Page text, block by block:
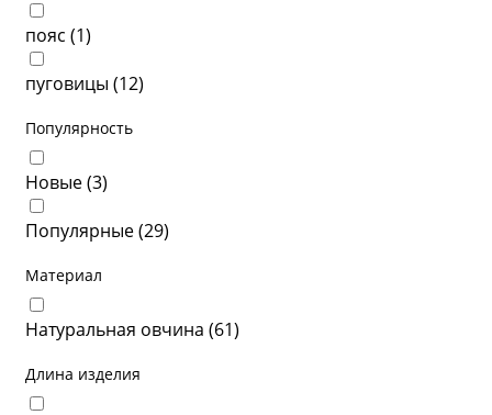
пояс (1)
пуговицы (12)
Популярность
Новые (3)
Популярные (29)
Материал
Натуральная овчина (61)
Длина изделия